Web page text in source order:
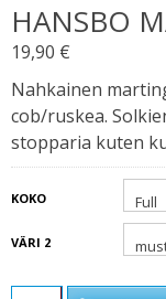
HANSBO
19,90 €
Nahkainen
cob/ruskea.
stopparia kuten
KOKO
VÄRI 2